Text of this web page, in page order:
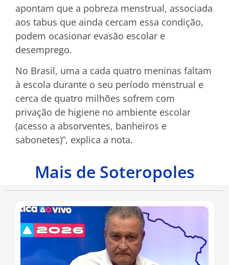
apontam que a pobreza menstrual, associada
aos tabus que ainda cercam essa condição,
podem ocasionar evasão escolar e
desemprego.
No Brasil, uma a cada quatro meninas faltam
à escola durante o seu período menstrual e
cerca de quatro milhões sofrem com
privação de higiene no ambiente escolar
(acesso a absorventes, banheiros e
sabonetes)”, explica a nota.
Mais de Soteropoles